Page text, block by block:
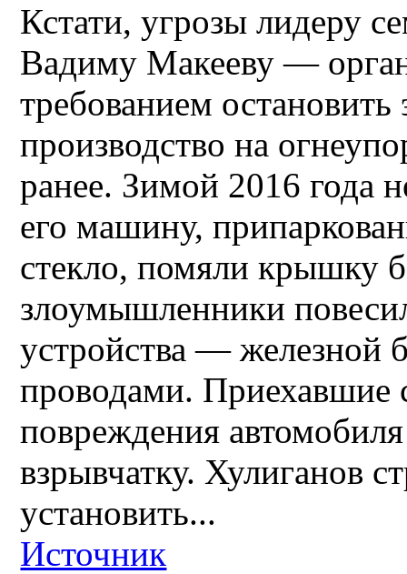
Кстати, угрозы лидеру
Вадиму Макееву —
требованием остановить
производство на
ранее. Зимой 2016 года
его машину,
стекло, помяли крышку
злоумышленники
устройства — железной
проводами. Приехавшие
повреждения
взрывчатку. Хулиганов
установить...
Источник